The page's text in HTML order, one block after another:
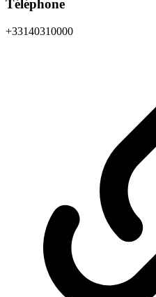
Téléphone
+33140310000